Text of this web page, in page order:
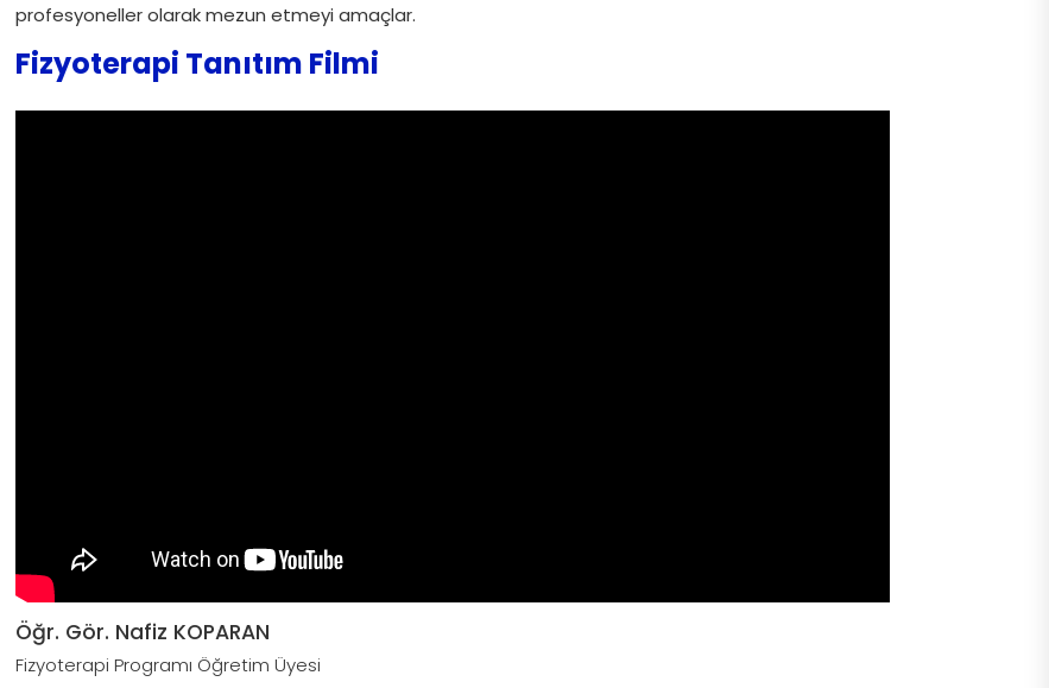
profesyoneller olarak mezun etmeyi amaçlar.
Fizyoterapi Tanıtım Filmi
Öğr. Gör. Nafiz KOPARAN
Fizyoterapi Programı Öğretim Üyesi